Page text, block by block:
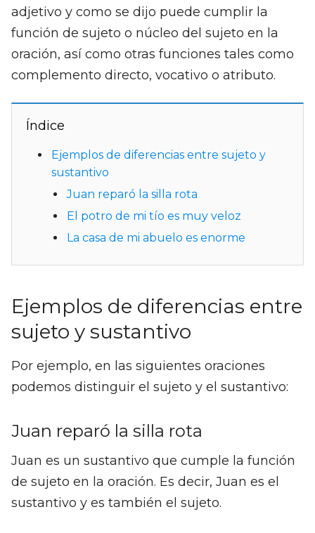
adjetivo y como se dijo puede cumplir la
función de sujeto o núcleo del sujeto en la
oración, así como otras funciones tales como
complemento directo, vocativo o atributo.
Índice
Ejemplos de diferencias entre sujeto y
sustantivo
Juan reparó la silla rota
El potro de mi tío es muy veloz
La casa de mi abuelo es enorme
Ejemplos de diferencias entre
sujeto y sustantivo
Por ejemplo, en las siguientes oraciones
podemos distinguir el sujeto y el sustantivo:
Juan reparó la silla rota
Juan es un sustantivo que cumple la función
de sujeto en la oración. Es decir, Juan es el
sustantivo y es también el sujeto.